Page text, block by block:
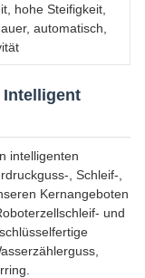
hohe Steifigkeit,
automatisch,
Intelligent
intelligenten
, Schleif-,
Kernangeboten
und